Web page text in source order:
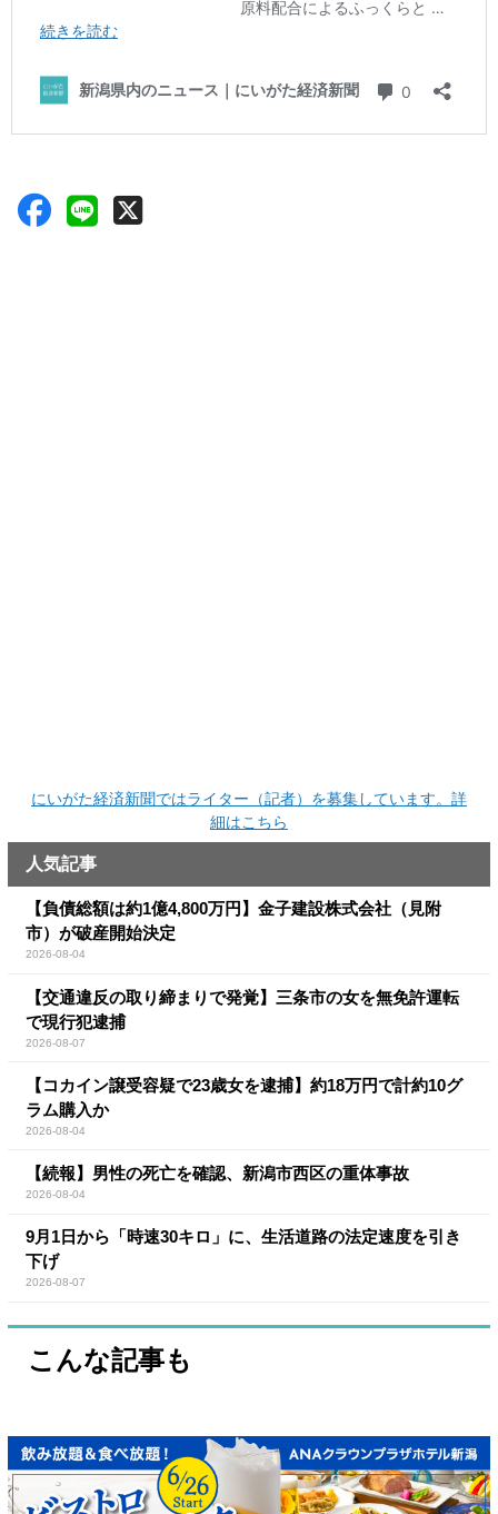
にいがた経済新聞ではライター（記者）を募集しています。詳
細はこちら
人気記事
【負債総額は約1億4,800万円】金子建設株式会社（見附
市）が破産開始決定
2026-08-04
【交通違反の取り締まりで発覚】三条市の女を無免許運転
で現行犯逮捕
2026-08-07
【コカイン譲受容疑で23歳女を逮捕】約18万円で計約10グ
ラム購入か
2026-08-04
【続報】男性の死亡を確認、新潟市西区の重体事故
2026-08-04
9月1日から「時速30キロ」に、生活道路の法定速度を引き
下げ
2026-08-07
こんな記事も